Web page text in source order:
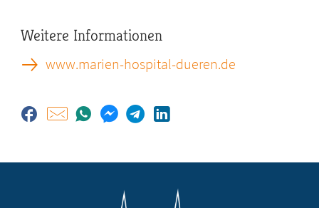
Weitere Informationen
www.marien-hospital-dueren.de